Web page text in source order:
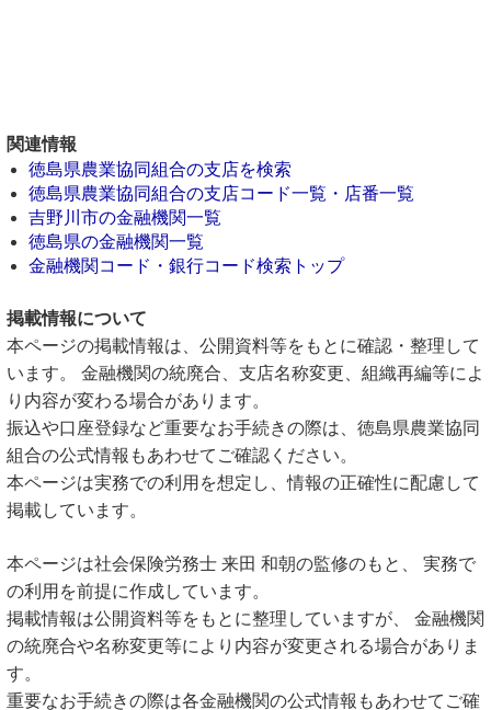
関連情報
徳島県農業協同組合の支店を検索
徳島県農業協同組合の支店コード一覧・店番一覧
吉野川市の金融機関一覧
徳島県の金融機関一覧
金融機関コード・銀行コード検索トップ
掲載情報について
本ページの掲載情報は、公開資料等をもとに確認・整理して
います。 金融機関の統廃合、支店名称変更、組織再編等によ
り内容が変わる場合があります。
振込や口座登録など重要なお手続きの際は、徳島県農業協同
組合の公式情報もあわせてご確認ください。
本ページは実務での利用を想定し、情報の正確性に配慮して
掲載しています。
本ページは社会保険労務士 来田 和朝の監修のもと、 実務で
の利用を前提に作成しています。
掲載情報は公開資料等をもとに整理していますが、 金融機関
の統廃合や名称変更等により内容が変更される場合がありま
す。
重要なお手続きの際は各金融機関の公式情報もあわせてご確